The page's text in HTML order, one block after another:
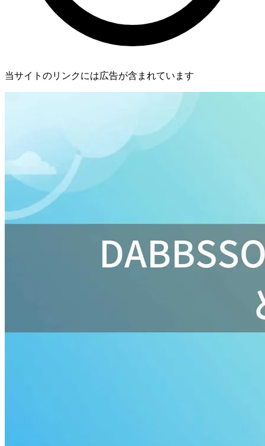
当サイトのリンクには広告が含まれています